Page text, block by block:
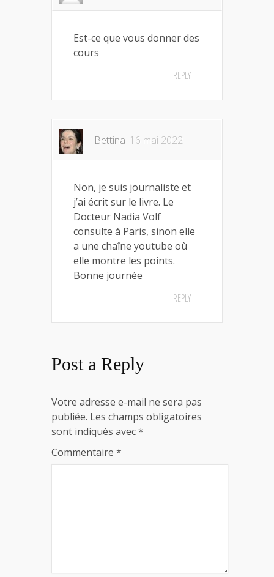
Est-ce que vous donner des
cours
REPLY
Bettina 16 mai 2022
Non, je suis journaliste et
j’ai écrit sur le livre. Le
Docteur Nadia Volf
consulte à Paris, sinon elle
a une chaîne youtube où
elle montre les points.
Bonne journée
REPLY
Post a Reply
Votre adresse e-mail ne sera pas
publiée. Les champs obligatoires
sont indiqués avec*
Commentaire *